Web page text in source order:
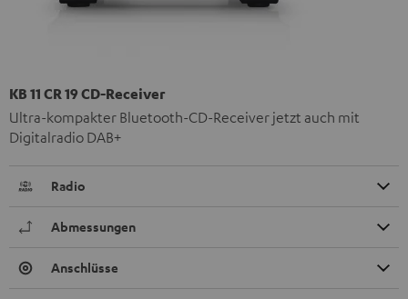
KB 11 CR 19 CD-Receiver
Ultra-kompakter Bluetooth-CD-Receiver jetzt auch mit
Digitalradio DAB+
Radio
Abmessungen
Anschlüsse